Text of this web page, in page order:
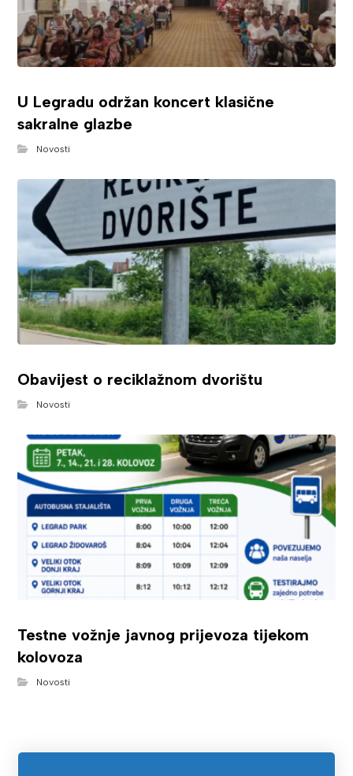
U Legradu održan koncert klasične
sakralne glazbe
Novosti
Obavijest o reciklažnom dvorištu
Novosti
Testne vožnje javnog prijevoza tijekom
kolovoza
Novosti